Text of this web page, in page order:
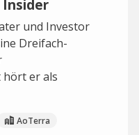
Insider
und Investor
Dreifach-
hört er als
AoTerra